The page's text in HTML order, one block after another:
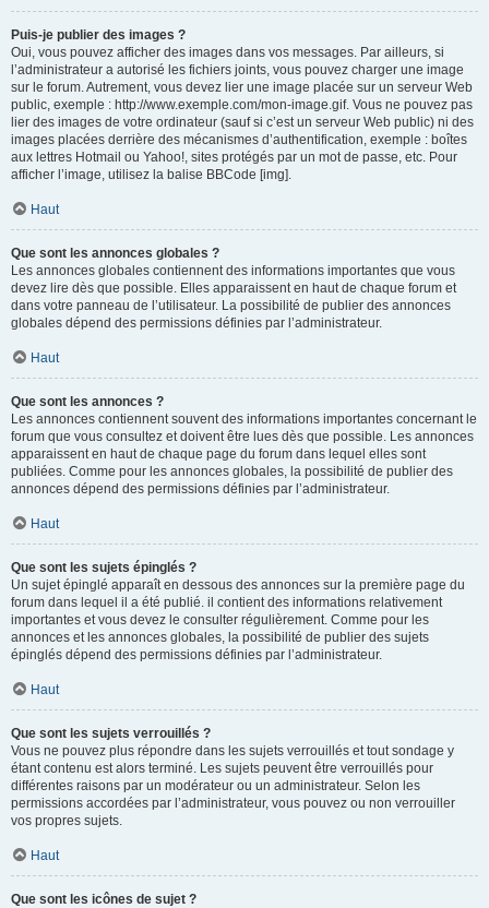
Puis-je publier des images ?
Oui, vous pouvez afficher des images dans vos messages. Par ailleurs, si
l’administrateur a autorisé les fichiers joints, vous pouvez charger une image
sur le forum. Autrement, vous devez lier une image placée sur un serveur Web
public, exemple : http://www.exemple.com/mon-image.gif. Vous ne pouvez pas
lier des images de votre ordinateur (sauf si c’est un serveur Web public) ni des
images placées derrière des mécanismes d’authentification, exemple : boîtes
aux lettres Hotmail ou Yahoo!, sites protégés par un mot de passe, etc. Pour
afficher l’image, utilisez la balise BBCode [img].
Haut
Que sont les annonces globales ?
Les annonces globales contiennent des informations importantes que vous
devez lire dès que possible. Elles apparaissent en haut de chaque forum et
dans votre panneau de l’utilisateur. La possibilité de publier des annonces
globales dépend des permissions définies par l’administrateur.
Haut
Que sont les annonces ?
Les annonces contiennent souvent des informations importantes concernant le
forum que vous consultez et doivent être lues dès que possible. Les annonces
apparaissent en haut de chaque page du forum dans lequel elles sont
publiées. Comme pour les annonces globales, la possibilité de publier des
annonces dépend des permissions définies par l’administrateur.
Haut
Que sont les sujets épinglés ?
Un sujet épinglé apparaît en dessous des annonces sur la première page du
forum dans lequel il a été publié. il contient des informations relativement
importantes et vous devez le consulter régulièrement. Comme pour les
annonces et les annonces globales, la possibilité de publier des sujets
épinglés dépend des permissions définies par l’administrateur.
Haut
Que sont les sujets verrouillés ?
Vous ne pouvez plus répondre dans les sujets verrouillés et tout sondage y
étant contenu est alors terminé. Les sujets peuvent être verrouillés pour
différentes raisons par un modérateur ou un administrateur. Selon les
permissions accordées par l’administrateur, vous pouvez ou non verrouiller
vos propres sujets.
Haut
Que sont les icônes de sujet ?